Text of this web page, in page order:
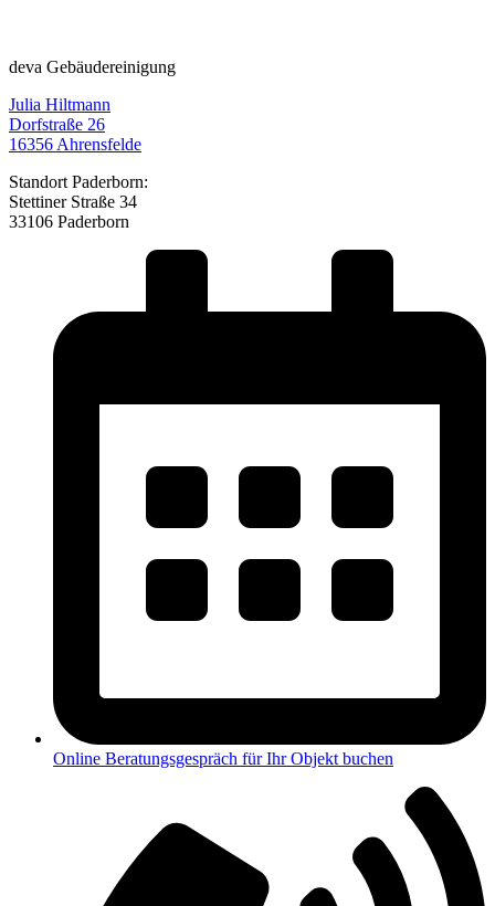
deva Gebäudereinigung
Julia Hiltmann
Dorfstraße 26
16356 Ahrensfelde
Standort Paderborn:
Stettiner Straße 34
33106 Paderborn
Online Beratungsgespräch für Ihr Objekt buchen